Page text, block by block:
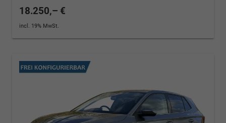
18.250,– €
incl. 19% MwSt.